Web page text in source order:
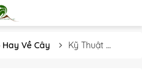
Hay Về Cây
Kỹ Thuật